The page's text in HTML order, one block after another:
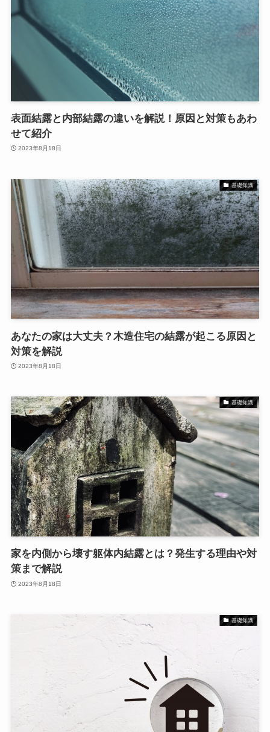
表面結露と内部結露の違いを解説！原因と対策もあわ
せて紹介
2023年8月18日
基礎知識
あなたの家は大丈夫？木造住宅の結露が起こる原因と
対策を解説
2023年8月18日
基礎知識
家を内側から壊す躯体内結露とは？発生する理由や対
策まで解説
2023年8月18日
基礎知識